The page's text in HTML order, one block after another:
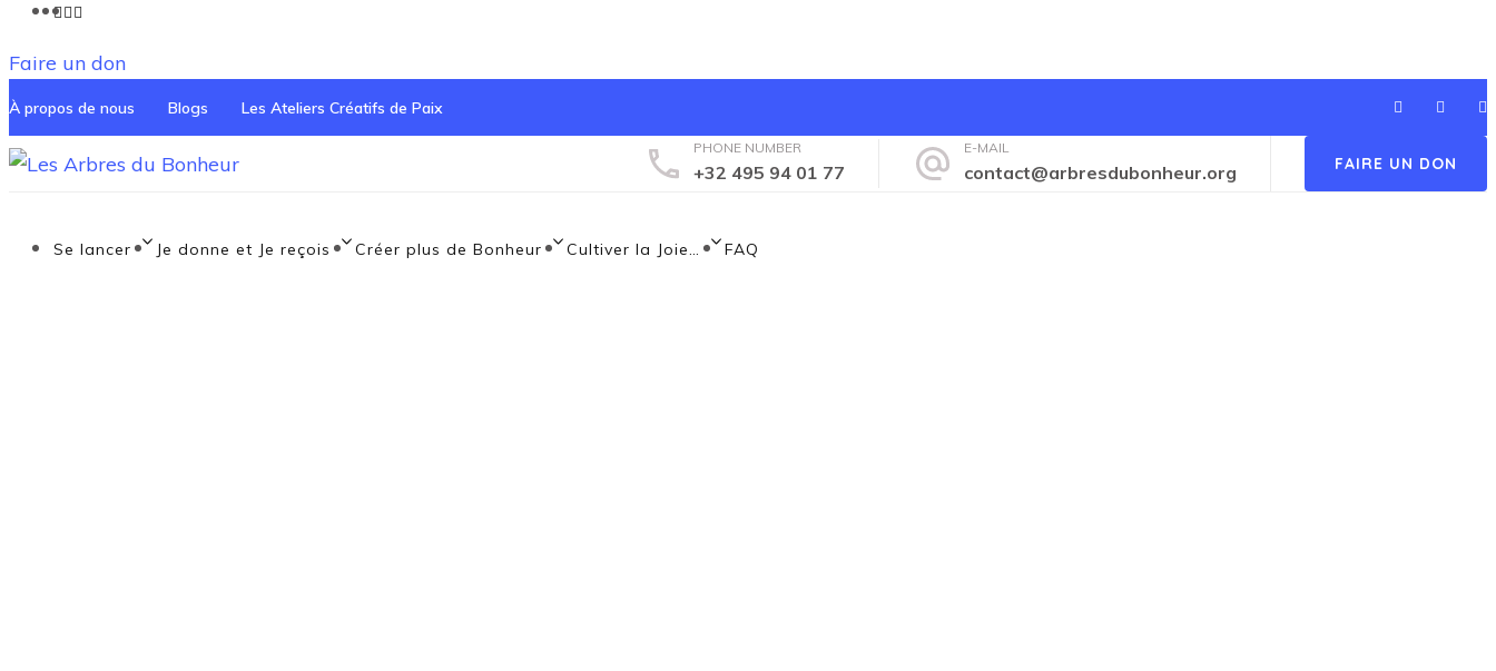
Faire un don
À propos de nous Blogs Les Ateliers Créatifs de Paix
PHONE NUMBER
+32 495 94 01 77
E-MAIL
contact@arbresdubonheur.org FAIRE UN DON
Se lancer Je donne et Je reçois Créer plus de Bonheur Cultiver la Joie… FAQ